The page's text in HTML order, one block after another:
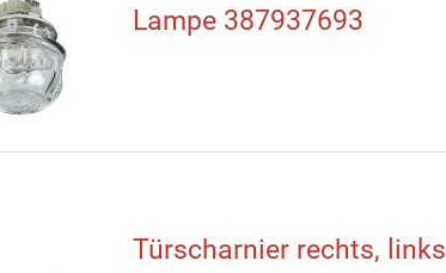
Lampe 387937693
Türscharnier rechts, links